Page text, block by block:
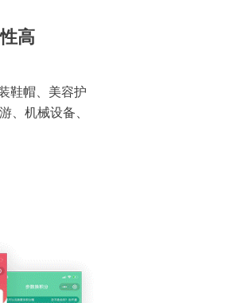
高
鞋帽、美容护
、机械设备、